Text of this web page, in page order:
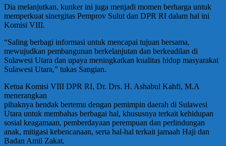
Dia melanjutkan, kunker ini juga menjadi momen berharga untuk
memperkuat sinergitas Pemprov Sulut dan DPR RI dalam hal ini
Komisi VIII.
“Saling berbagi informasi untuk mencapai tujuan bersama,
mewujudkan pembangunan berkelanjutan dan berkeadilan di
Sulawesi Utara dan upaya meningkatkan kualitas hidup masyarakat
Sulawesi Utara,” tukas Sangian.
Ketua Komisi VIII DPR RI, Dr. Drs. H. Ashabul Kahfi, M.A
menerangkan
pihaknya hendak bertemu dengan pemimpin daerah di Sulawesi
Utara untuk membahas berbagai hal, khususnya terkait kehidupan
sosial keagamaan, pemberdayaan perempuan dan perlindungan
anak, mitigasi kebencanaan, serta hal-hal terkait jamaah Haji dan
Badan Amil Zakat.